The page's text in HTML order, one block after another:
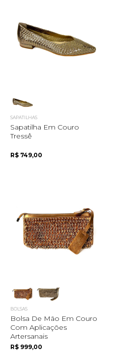
SAPATILHAS
Sapatilha Em Couro
Tressê
R$ 749,00
BOLSAS
Bolsa De Mão Em Couro
Com Aplicações
Artersanais
R$ 999,00